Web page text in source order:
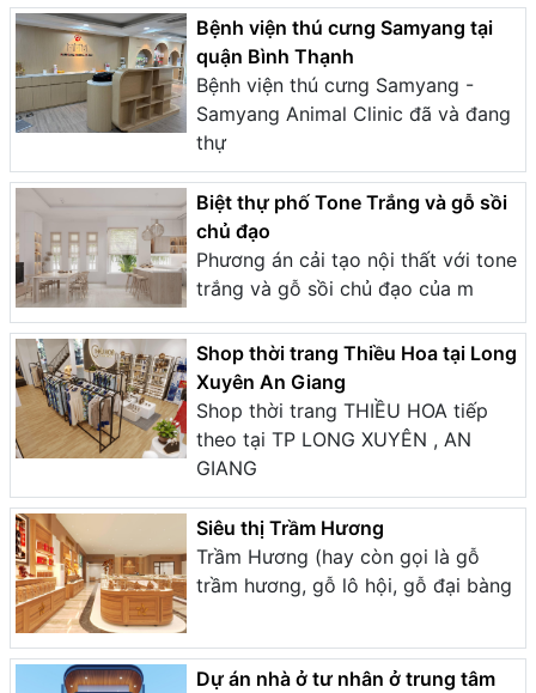
Bệnh viện thú cưng Samyang tại
quận Bình Thạnh
Bệnh viện thú cưng Samyang -
Samyang Animal Clinic đã và đang
thự
Biệt thự phố Tone Trắng và gỗ sồi
chủ đạo
Phương án cải tạo nội thất với tone
trắng và gỗ sồi chủ đạo của m
Shop thời trang Thiều Hoa tại Long
Xuyên An Giang
Shop thời trang THIỀU HOA tiếp
theo tại TP LONG XUYÊN , AN
GIANG
Siêu thị Trầm Hương
Trầm Hương (hay còn gọi là gỗ
trầm hương, gỗ lô hội, gỗ đại bàng
Dự án nhà ở tư nhân ở trung tâm